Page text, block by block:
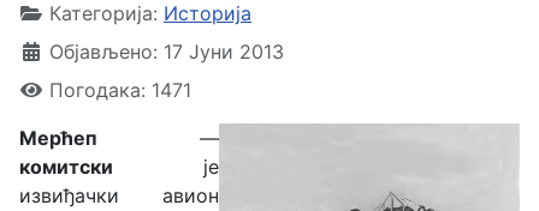
Категорија: Историја
Објављено: 17 Јуни 2013
Погодака: 1471
Мерћеп —
комитски је
извиђачки авион